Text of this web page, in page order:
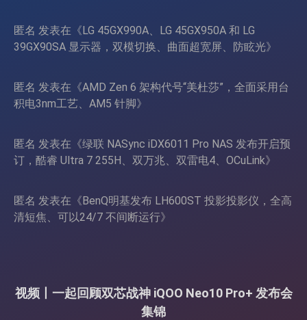
匿名 发表在《 LG 45GX990A、LG 45GX950A 和 LG
39GX90SA 显示器，双模切换、曲面超宽屏、防眩光》
匿名 发表在《AMD Zen 6 架构代号“美杜莎”，全面采用台
积电3nm工艺、AM5 针脚》
匿名 发表在《绿联 NASync iDX6011 Pro NAS 发布开启预
订，酷睿 Ultra 7 255H、双万兆、双雷电4、OCuLink》
匿名 发表在《 BenQ明基发布 LH600ST 投影投影仪，全高
清短焦、可以24/7 不间断运行》
视频丨一起回顾双芯战神 iQOO Neo10 Pro+ 发布会
集锦